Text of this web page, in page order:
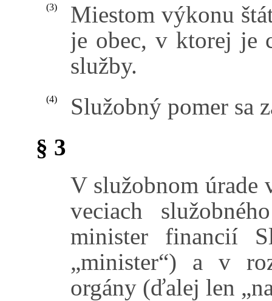
(3)
Miestom výkonu
je obec, v ktorej je
služby.
(4)
Služobný pomer sa
§ 3
V služobnom úrade
veciach
minister financií
„minister“) a v
orgány (ďalej len